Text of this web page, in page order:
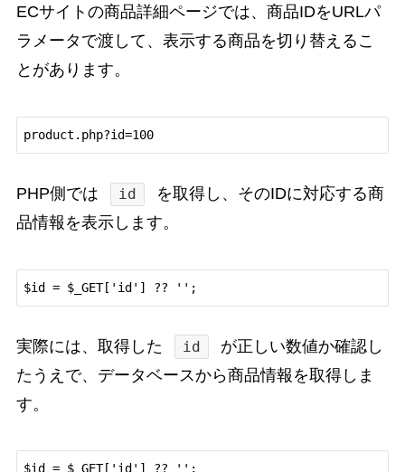
ECサイトの商品詳細ページでは、商品IDをURLパ
ラメータで渡して、表示する商品を切り替えるこ
とがあります。
product.php?id=100
PHP側では id
を取得し、そのIDに対応する商
品情報を表示します。
実際には、取得した id
が正しい数値か確認し
たうえで、データベースから商品情報を取得しま
す。
$id = $_GET['id'] ?? '';